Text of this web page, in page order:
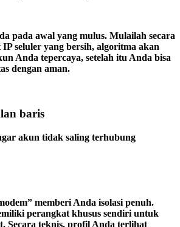
pada awal yang mulus. Mulailah secara
seluler yang bersih, algoritma akan
Anda tepercaya, setelah itu Anda bisa
dengan aman.
baris
akun tidak saling terhubung
memberi Anda isolasi penuh.
perangkat khusus sendiri untuk
Secara teknis, profil Anda terlihat